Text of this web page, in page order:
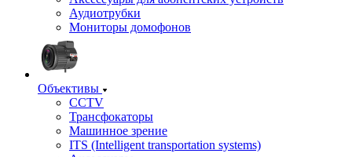
Аудиотрубки
Мониторы домофонов
Объективы
CCTV
Трансфокаторы
Машинное зрение
ITS (Intelligent transportation systems)